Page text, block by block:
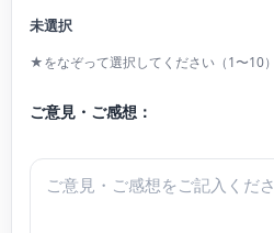
などを受賞。
未選択
★をなぞって選択してください（1〜10）
ご意見・ご感想：